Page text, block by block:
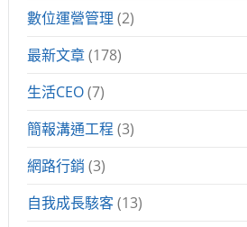
數位運營管理 (2)
最新文章(178)
生活CEO(7)
簡報溝通工程 (3)
網路行銷 (3)
自我成長駭客(13)